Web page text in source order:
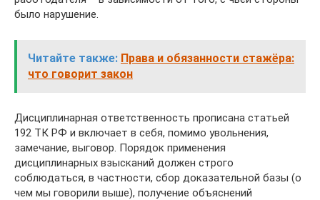
было нарушение.
Читайте также: Права и обязанности стажёра:
что говорит закон
Дисциплинарная ответственность прописана статьей
192 ТК РФ и включает в себя, помимо увольнения,
замечание, выговор. Порядок применения
дисциплинарных взысканий должен строго
соблюдаться, в частности, сбор доказательной базы (о
чем мы говорили выше), получение объяснений